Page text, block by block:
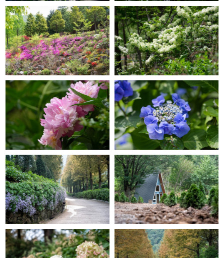
GRACE GARDEN GRACE GARDEN
GRACE GARDEN GRACE GARDEN
GRACE GARDEN GRACE GARDEN